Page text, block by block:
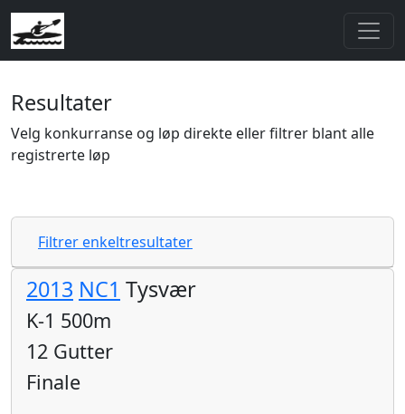
Resultater
Velg konkurranse og løp direkte eller filtrer blant alle
registrerte løp
Filtrer enkeltresultater
2013 NC1 Tysvær
K-1 500m
12 Gutter
Finale